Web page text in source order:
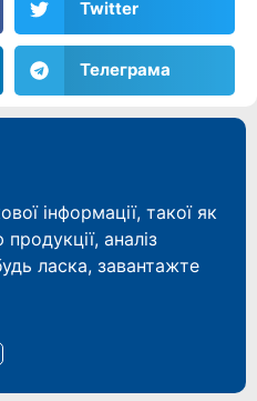
Twitter
Телеграма
інформації, такої як
аналіз
ласка, завантажте